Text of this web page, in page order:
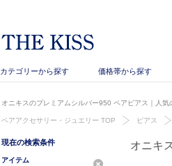
カテゴリーから探す 価格帯から探す
オニキスのプレミアムシルバー950 ペアピアス｜人
ペアアクセサリー・ジュエリー TOP ピアス
オニキ
現在の検索条件
アイテム